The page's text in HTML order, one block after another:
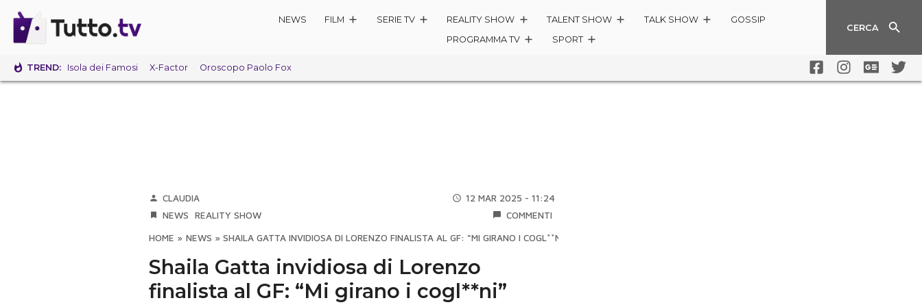
NEWS FILM SERIE TV REALITY SHOW TALENT SHOW TALK SHOW
GOSSIP
PROGRAMMA TV
SPORT
CERCA
TREND: Isola dei Famosi X-Factor Oroscopo Paolo Fox
CLAUDIA
12 MAR 2025 - 11:24
NEWS
REALITY SHOW COMMENTI
HOME » NEWS » SHAILA GATTA INVIDIOSA DI LORENZO FINALISTA AL GF: “MI GIRANO I COGL**NI”
Shaila Gatta invidiosa di Lorenzo
finalista al GF: “Mi girano i cogl**ni”